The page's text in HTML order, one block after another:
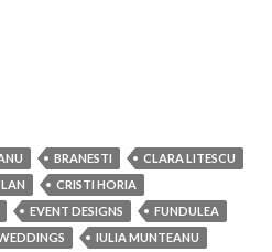
BRANESTI
CLARA LITESCU
CRISTI HORIA
EVENT DESIGNS
FUNDULEA
IULIA MUNTEANU